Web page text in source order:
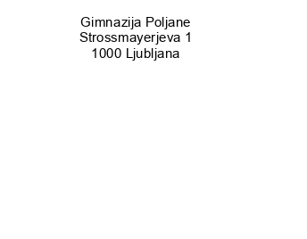
Gimnazija Poljane
Strossmayerjeva 1
1000 Ljubljana